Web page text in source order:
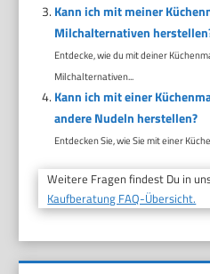
Kann ich mit meiner
Milchalternativen
Entdecke, wie du mit deiner
Milchalternativen...
Kann ich mit einer
andere Nudeln herstellen?
Entdecken Sie, wie Sie mit einer
Weitere Fragen findest Du in
Kaufberatung FAQ-Übersicht.